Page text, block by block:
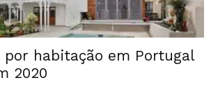
por habitação em Portugal
2020